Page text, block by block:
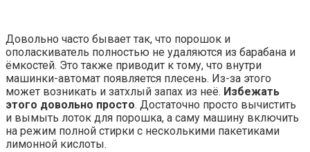
Довольно часто бывает так, что порошок и
ополаскиватель полностью не удаляются из барабана и
ёмкостей. Это также приводит к тому, что внутри
машинки-автомат появляется плесень. Из-за этого
может возникать и затхлый запах из неё. Избежать
этого довольно просто. Достаточно просто вычистить
и вымыть лоток для порошка, а саму машину включить
на режим полной стирки с несколькими пакетиками
лимонной кислоты.